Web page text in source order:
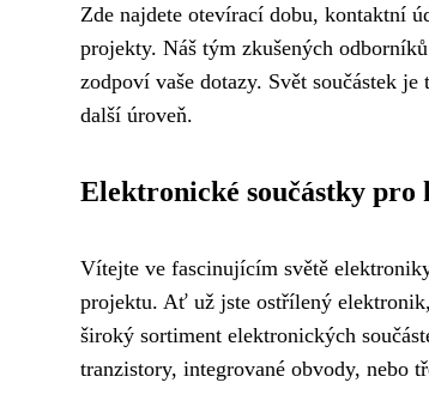
Zde najdete otevírací dobu, kontaktní
projekty. Náš tým zkušených
zodpoví vaše dotazy. Svět součástek
další úroveň.
Elektronické součástky pro
Vítejte ve fascinujícím světě
projektu. Ať už jste ostřílený
široký sortiment elektronických
tranzistory, integrované obvody, nebo